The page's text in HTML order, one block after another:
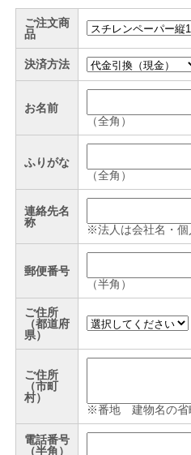
ご注文商
品
決済方法
お名前
（全角）
ふりがな
（全角）
連絡先名
称
※法人は会社名・個
郵便番号
（半角）
ご住所
（都道府
県）
ご住所
（市町
村）
※番地 建物名の省
電話番号
（半角）